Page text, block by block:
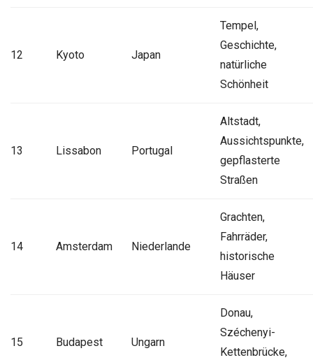
12 Kyoto Japan
Tempel,
Geschichte,
natürliche
Schönheit
13 Lissabon Portugal
Altstadt,
Aussichtspunkte,
gepflasterte
Straßen
14 Amsterdam Niederlande
Grachten,
Fahrräder,
historische
Häuser
15 Budapest Ungarn
Donau,
Széchenyi-
Kettenbrücke,